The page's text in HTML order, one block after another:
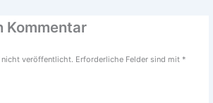
Kommentar
nicht veröffentlicht. Erforderliche Felder sind mit *